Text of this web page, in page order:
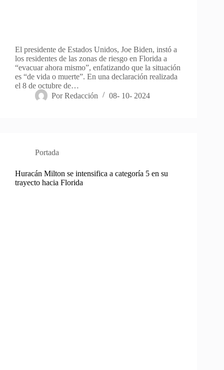
El presidente de Estados Unidos, Joe Biden, instó a
los residentes de las zonas de riesgo en Florida a
“evacuar ahora mismo”, enfatizando que la situación
es “de vida o muerte”. En una declaración realizada
el 8 de octubre de…
Por Redacción 08- 10- 2024
Portada
Huracán Milton se intensifica a categoría 5 en su
trayecto hacia Florida